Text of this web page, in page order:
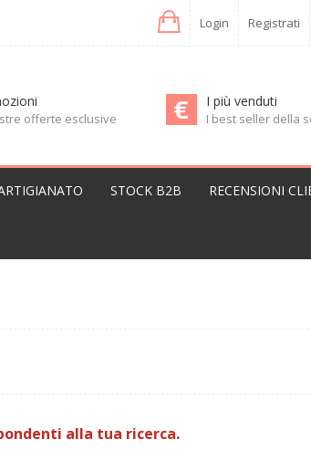
Login Registrati
offerte esclusive
I più venduti
I best seller della
STOCK B2B RECENSIONI
alla tua ricerca.